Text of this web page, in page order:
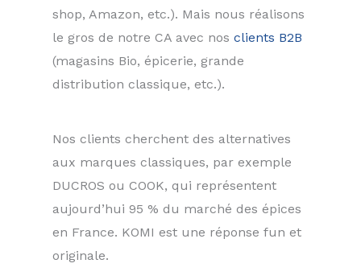
shop, Amazon, etc.). Mais nous réalisons
le gros de notre CA avec nos clients B2B
(magasins Bio, épicerie, grande
distribution classique, etc.).
Nos clients cherchent des alternatives
aux marques classiques, par exemple
DUCROS ou COOK, qui représentent
aujourd’hui 95 % du marché des épices
en France. KOMI est une réponse fun et
originale.